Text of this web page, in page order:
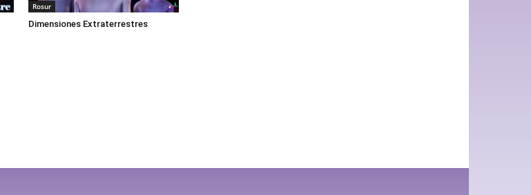
Rosur
Dimensiones Extraterrestres